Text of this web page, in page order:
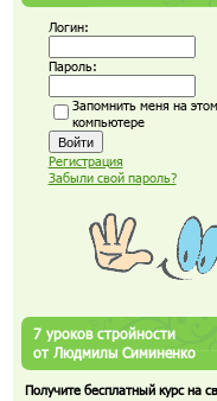
Логин:
Пароль:
Запомнить меня на этом
компьютере
Регистрация
Забыли свой пароль?
7 уроков стройности
от Людмилы Симиненко
Получите бесплатный курс на